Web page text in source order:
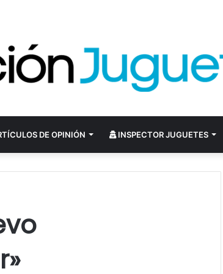
DE OPINIÓN INSPECTOR JUGUETES